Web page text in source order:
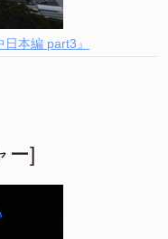
本編 part3』
ー]